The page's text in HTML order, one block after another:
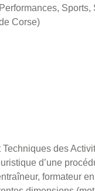
Performances,
Corse)
des
d’une
formateur